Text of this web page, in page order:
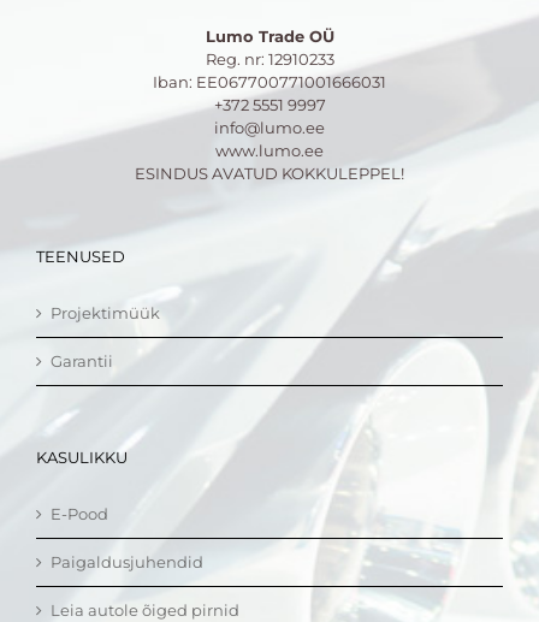
Lumo Trade OÜ
Reg. nr: 12910233
Iban: EE067700771001666031
+372 5551 9997
info@lumo.ee
www.lumo.ee
ESINDUS AVATUD KOKKULEPPEL!
TEENUSED
Projektimüük
Garantii
KASULIKKU
E-Pood
Paigaldusjuhendid
Leia autole õiged pirnid